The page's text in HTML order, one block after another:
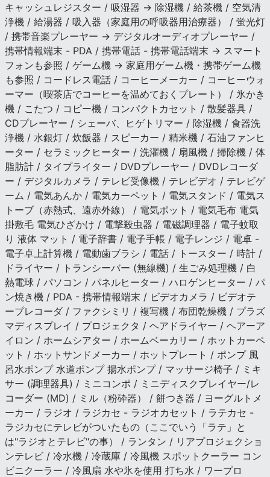
キャッシュレジスター / 吸湿器 → 除湿機 / 給茶機 / 空気清
浄機 / 給湯器 / 吸入器（家庭用の呼吸器用治療器） / 蛍光灯
/ 携帯音楽プレーヤー → デジタルオーディオプレーヤー /
携帯情報端末 - PDA / 携帯電話 - 携帯電話端末 → スマート
フォンも参照 / ゲーム機 → 家庭用ゲーム機・携帯ゲーム機
も参照 / コードレス電話 / コーヒーメーカー / コーヒーウォ
ーマー（喫茶店でコーヒーを温めておくプレート） / 氷かき
機 / こたつ / コピー機 / コンパクトカセット / 散髪器具 /
CDプレーヤー / シェーバ、ヒゲトリマー / 除湿機 / 食器洗
浄機 / 水銀灯 / 炊飯器 / スピーカー / 精米機 / 石油ファンヒ
ーター / セラミックヒーター / 洗濯機 / 扇風機 / 掃除機 / 体
脂肪計 / タイプライター / DVDプレーヤー / DVDレコーダ
ー / デジタルカメラ / テレビ受像機 / テレビデオ / テレビゲ
ーム / 電気あんか / 電気カーペット / 電気スタンド / 電気ス
トーブ（赤熱式、遠赤外線） / 電気ポット / 電気毛布 電気
掛敷毛 電気ひざかけ / 電撃殺虫器 / 電磁調理器 / 電子蚊取
り 液体 マット / 電子辞書 / 電子手帳 / 電子レンジ / 電卓 -
電子卓上計算機 / 電動歯ブラシ / 電話 / トースター / 時計 /
ドライヤー / トランシーバー (無線機) / 生ごみ処理機 / 白
熱電球 / パソコン / パネルヒーター / ハロゲンヒーター / パ
ン焼き機 / PDA - 携帯情報端末 / ビデオカメラ / ビデオテ
ープレコーダ / ファクシミリ / 複写機 / 布団乾燥機 / プラズ
マディスプレイ / プロジェクタ / ヘアドライヤー / ヘアーア
イロン / ホームシアター / ホームベーカリー / ホットカーペ
ット / ホットサンドメーカー / ホットプレート / ポンプ 風
呂水ポンプ 水道ポンプ 揚水ポンプ / マッサージ椅子 / ミキ
サー (調理器具) / ミニコンポ / ミニディスクプレイヤー/レ
コーダー (MD) / ミル（粉砕器） / 餅つき器 / ヨーグルトメ
ーカー / ラジオ / ラジカセ - ラジオカセット / ラテカセ -
ラジカセにテレビがついたもの（ここでいう「ラテ」と
は"ラジオとテレビ"の事） / ランタン / リアプロジェクショ
ンテレビ / 冷水機 / 冷蔵庫 / 冷風機 スポットクーラー コン
ビニクーラー / 冷風扇 水や氷を使用 打ち水 / ワープロ